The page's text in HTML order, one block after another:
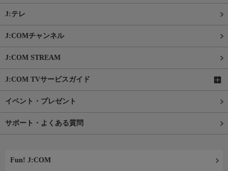
J:テレ
J:COMチャンネル
J:COM STREAM
J:COM TVサービスガイド
イベント・プレゼント
サポート・よくある質問
Fun! J:COM